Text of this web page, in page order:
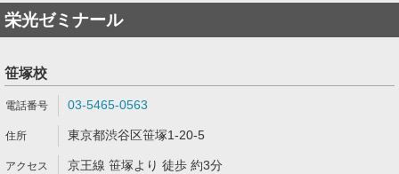
栄光ゼミナール
笹塚校
03-5465-0563
東京都渋谷区笹塚1-20-5
京王線 笹塚より 徒歩 約3分